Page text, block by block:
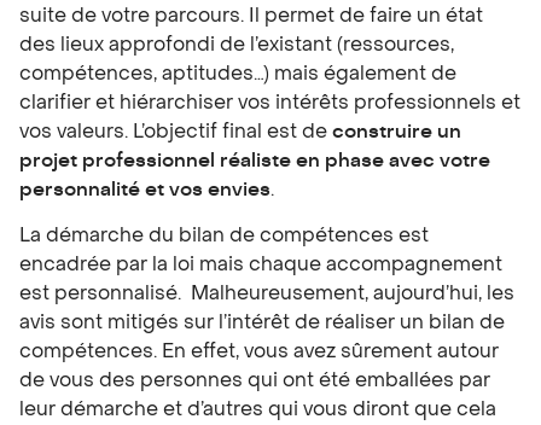
suite de votre parcours. Il permet de faire un état
des lieux approfondi de l’existant (ressources,
compétences, aptitudes…) mais également de
clarifier et hiérarchiser vos intérêts professionnels et
vos valeurs. L’objectif final est de construire un
projet professionnel réaliste en phase avec votre
personnalité et vos envies.
La démarche du bilan de compétences est
encadrée par la loi mais chaque accompagnement
est personnalisé. Malheureusement, aujourd’hui, les
avis sont mitigés sur l’intérêt de réaliser un bilan de
compétences. En effet, vous avez sûrement autour
de vous des personnes qui ont été emballées par
leur démarche et d’autres qui vous diront que cela